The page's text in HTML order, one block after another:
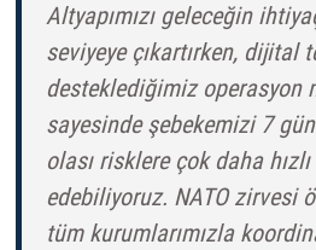
Altyapımızı geleceğin
seviyeye çıkartırken, dijital
desteklediğimiz operasyon
sayesinde şebekemizi 7
olası risklere çok daha
edebiliyoruz. NATO zirvesi
tüm kurumlarımızla